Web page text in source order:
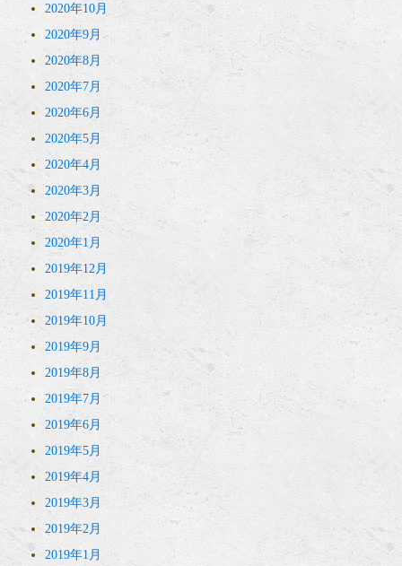
2020年10月
2020年9月
2020年8月
2020年7月
2020年6月
2020年5月
2020年4月
2020年3月
2020年2月
2020年1月
2019年12月
2019年11月
2019年10月
2019年9月
2019年8月
2019年7月
2019年6月
2019年5月
2019年4月
2019年3月
2019年2月
2019年1月